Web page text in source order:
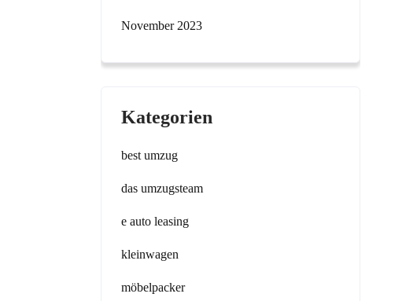
November 2023
Kategorien
best umzug
das umzugsteam
e auto leasing
kleinwagen
möbelpacker